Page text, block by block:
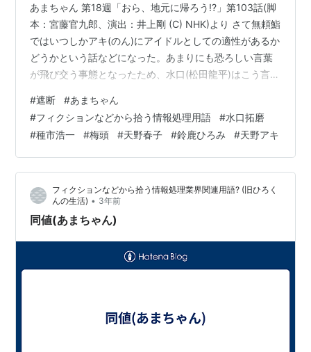
あまちゃん 第18週「おら、地元に帰ろう!?」第103話(脚
本：宮藤官九郎、演出：井上剛 (C) NHK)より さて無頼鮨
ではいつしかアキ(のん)にアイドルとしての適性があるか
どうかという話などになった。あまりにも恐ろしい言葉
が飛び交う事態となったため、水口(松田龍平)はこう言っ
すると 種市浩一「とっくにそうしてますけど。」梅頭
「こんなムードじゃ握れねえよ。」 まずは一安心。さら
に 水口拓磨「タクシー、呼んでください。」種市浩一
「あ、はい。ていうか、なんなんすか、あの二人。なん
であんなにギスギスしてるんですか?」 その恐ろしすぎる
質問につい…
#遮断 #あまちゃん
#フィクションなどから拾う情報処理用語 #水口拓磨
#種市浩一 #梅頭 #天野春子 #鈴鹿ひろみ #天野アキ
フィクションなどから拾う情報処理業界関連用語? (旧ひろく
んの生活) • 3年前
同値(あまちゃん)